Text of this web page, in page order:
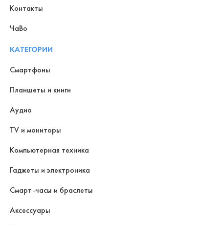
Контакты
ЧаВо
КАТЕГОРИИ
Смартфоны
Планшеты и книги
Аудио
TV и мониторы
Компьютерная техника
Гаджеты и электроника
Смарт-часы и браслеты
Аксессуары